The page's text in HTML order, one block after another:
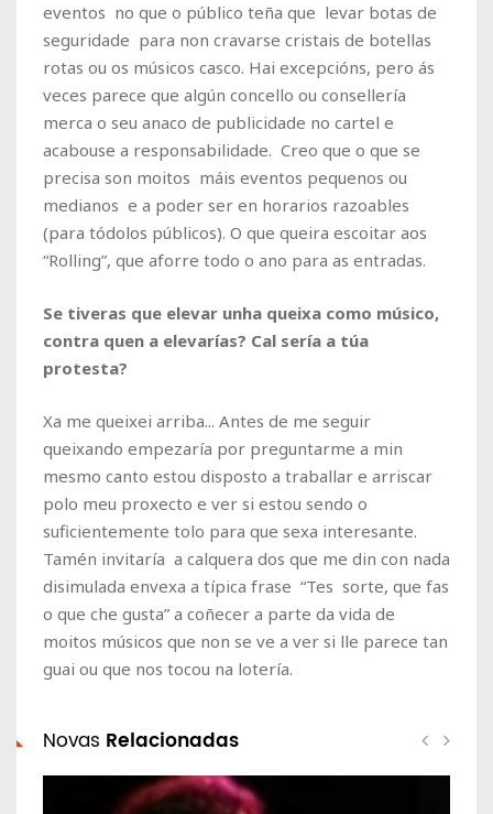
eventos no que o público teña que levar botas de
seguridade para non cravarse cristais de botellas
rotas ou os músicos casco. Hai excepcións, pero ás
veces parece que algún concello ou consellería
merca o seu anaco de publicidade no cartel e
acabouse a responsabilidade. Creo que o que se
precisa son moitos máis eventos pequenos ou
medianos e a poder ser en horarios razoables
(para tódolos públicos). O que queira escoitar aos
“Rolling”, que aforre todo o ano para as entradas.
Se tiveras que elevar unha queixa como músico,
contra quen a elevarías? Cal sería a túa
protesta?
Xa me queixei arriba... Antes de me seguir
queixando empezaría por preguntarme a min
mesmo canto estou disposto a traballar e arriscar
polo meu proxecto e ver si estou sendo o
suficientemente tolo para que sexa interesante.
Tamén invitaría a calquera dos que me din con nada
disimulada envexa a típica frase “Tes sorte, que fas
o que che gusta” a coñecer a parte da vida de
moitos músicos que non se ve a ver si lle parece tan
guai ou que nos tocou na lotería.
Novas Relacionadas